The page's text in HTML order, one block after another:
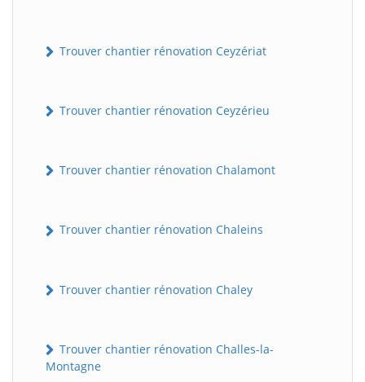
Trouver chantier rénovation Ceyzériat
Trouver chantier rénovation Ceyzérieu
Trouver chantier rénovation Chalamont
Trouver chantier rénovation Chaleins
Trouver chantier rénovation Chaley
Trouver chantier rénovation Challes-la-
Montagne